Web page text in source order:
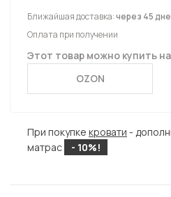
Ближайшая доставка:через 45
Оплата при получении
Этот товар можно купить
OZON
При покупке кровати -
матрас
- 10%!